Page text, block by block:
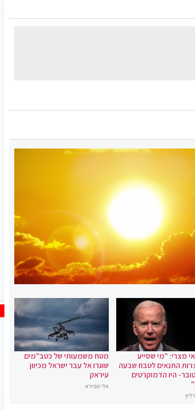
מצרי: "מי שסייע
התנאים לטבח שבעה
היו הדמוקרטים
מטח משמעותי של כטב"מים
שוגרו אל עבר ישראל מכיוון
עיראק
אלי שפירא